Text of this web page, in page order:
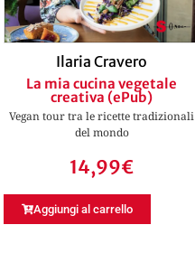
Ilaria Cravero
La mia cucina vegetale
creativa (ePub)
Vegan tour tra le ricette tradizionali
del mondo
14,99€
Aggiungi al carrello